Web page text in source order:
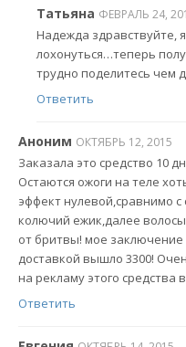
Татьяна ФЕВРАЛЬ 24,
Надежда здравствуйте,
лохонуться…теперь
трудно поделитесь чем
Ответить
Аноним ОКТЯБРЬ 12, 2015
Заказала это средство 10
Остаются ожоги на теле
эффект нулевой,сравнимо
колючий ежик,далее
от бритвы! мое
доставкой вышло 3300!
на рекламу этого средства
Ответить